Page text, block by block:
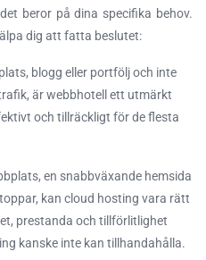
beror på dina specifika behov.
dig att fatta beslutet:
blogg eller portfölj och inte
är webbhotell ett utmärkt
och tillräckligt för de flesta
en snabbväxande hemsida
kan cloud hosting vara rätt
prestanda och tillförlitlighet
kanske inte kan tillhandahålla.